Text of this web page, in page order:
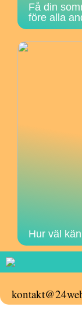
Få din
före alla
Hur väl